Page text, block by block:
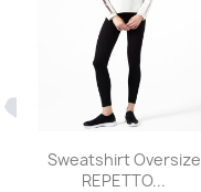
Aperçu rapide
Sweatshirt Oversize
REPETTO...